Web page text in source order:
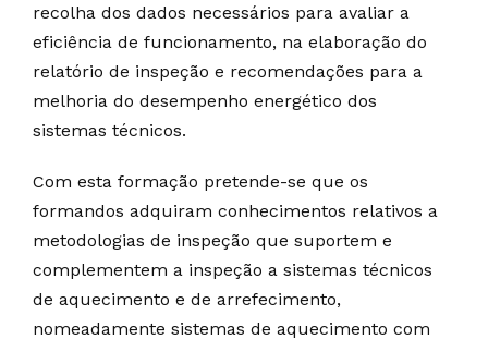
recolha dos dados necessários para avaliar a
eficiência de funcionamento, na elaboração do
relatório de inspeção e recomendações para a
melhoria do desempenho energético dos
sistemas técnicos.
Com esta formação pretende-se que os
formandos adquiram conhecimentos relativos a
metodologias de inspeção que suportem e
complementem a inspeção a sistemas técnicos
de aquecimento e de arrefecimento,
nomeadamente sistemas de aquecimento com